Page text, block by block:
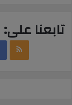
تابعنا على:
RSS